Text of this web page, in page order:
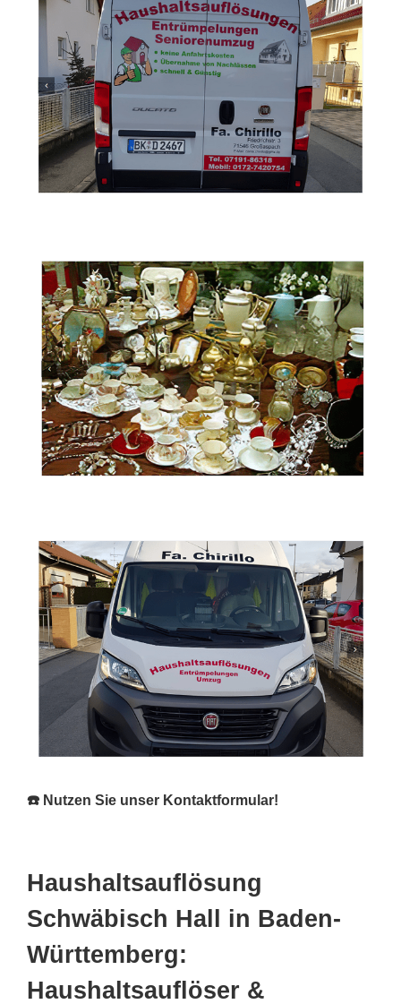
☎️ Nutzen Sie unser Kontaktformular!
Haushaltsauflösung
Schwäbisch Hall in Baden-
Württemberg:
Haushaltsauflöser &